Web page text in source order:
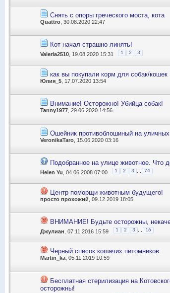
Снять с опоры греческого моста, кота
Quattro , 30.08.2020 22:47
Кот начал страшно линять!
Valeria2510 , 19.08.2020 15:31 1 2 3
как вы покупали корм для собак/кошек
Юлия_5 , 17.07.2020 13:54
Внимание! Осторожно! Убийца собак!
Tanny1977 , 29.06.2020 14:56
Ошейник противоблошиный на уличных
VeronikaTaro , 15.06.2020 03:16
Подобранное на улице животное. Что
Helen Yu , 04.06.2008 07:00 1 2 3 74
Центр поморщи животным будущего!
просто прохожий , 09.12.2019 18:05
ВНИМАНИЕ! Будьте осторожны,
Джулиан , 07.11.2016 15:59 1 2 3 16
Черный список кошачих питомников
Martin_ka, 05.11.2019 10:59
Бесплатная стерилизация на
осторожны!